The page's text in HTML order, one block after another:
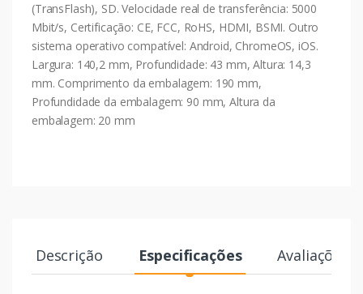
(TransFlash), SD. Velocidade real de transferência: 5000
Mbit/s, Certificação: CE, FCC, RoHS, HDMI, BSMI. Outro
sistema operativo compatível: Android, ChromeOS, iOS.
Largura: 140,2 mm, Profundidade: 43 mm, Altura: 14,3
mm. Comprimento da embalagem: 190 mm,
Profundidade da embalagem: 90 mm, Altura da
embalagem: 20 mm
Descrição Especificações Avaliações